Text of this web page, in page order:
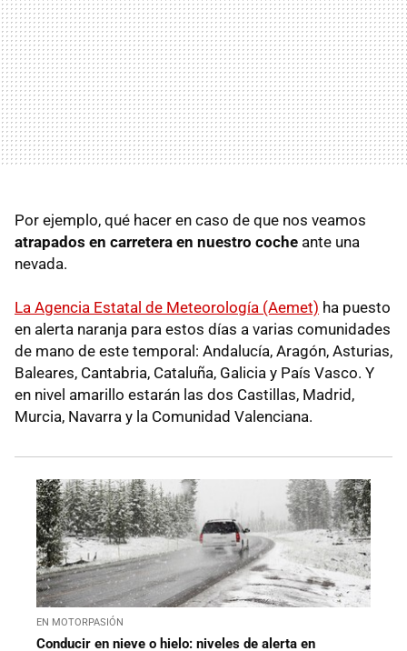
Por ejemplo, qué hacer en caso de que nos veamos
atrapados en carretera en nuestro coche ante una
nevada.
La Agencia Estatal de Meteorología (Aemet) ha puesto
en alerta naranja para estos días a varias comunidades
de mano de este temporal: Andalucía, Aragón, Asturias,
Baleares, Cantabria, Cataluña, Galicia y País Vasco. Y
en nivel amarillo estarán las dos Castillas, Madrid,
Murcia, Navarra y la Comunidad Valenciana.
EN MOTORPASIÓN
Conducir en nieve o hielo: niveles de alerta en